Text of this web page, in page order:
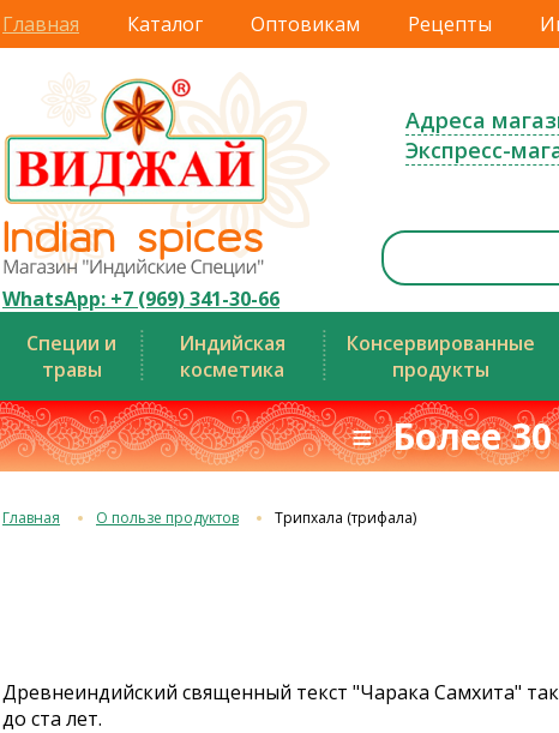
Главная Каталог Оптовикам Рецепты
WhatsApp: +7 (969) 341-30-66
Адреса
Экспресс-
Специи и
травы
Индийская
косметика
Консервированные
продукты
≡ Более
Главная О пользе продуктов Трипхала (трифала)
Древнеиндийский священный текст "Чарака Самхита"
до ста лет.